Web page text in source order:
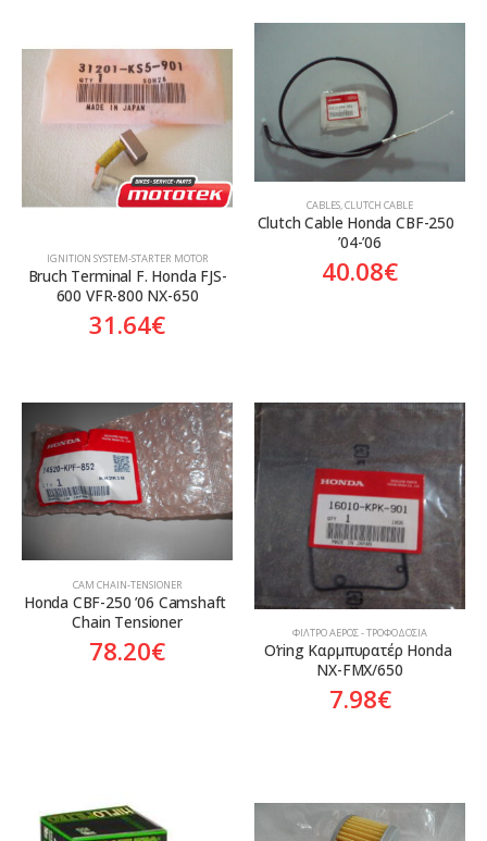
ΙGNITION SYSTEM-STARTER MOTOR
Bruch Terminal F. Honda FJS-
600 VFR-800 NX-650
31.64€
CABLES,CLUTCH CABLE
Clutch Cable Honda CBF-250
’04-’06
40.08€
CAM CHAIN-TENSIONER
Honda CBF-250 ’06 Camshaft
Chain Tensioner
78.20€
ΦΊΛΤΡΟ ΑΈΡΟΣ - ΤΡΟΦΟΔΟΣΊΑ
O’ring Καρμπυρατέρ Honda
NX-FMX/650
7.98€